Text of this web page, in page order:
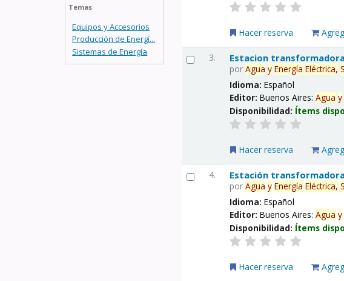
Temas
Equipos y Accesorios
Producción de Energí...
Sistemas de Energía
Hacer reserva
3. Estacion
porAgua y Energía Eléctrica,
Idioma:Español
Editor:Buenos Aires:Agua y
Disponibilidad: Ítems
Hacer reserva
4. Estación
porAgua y Energía Eléctrica,
Idioma:Español
Editor:Buenos Aires:Agua y
Disponibilidad: Ítems
Hacer reserva